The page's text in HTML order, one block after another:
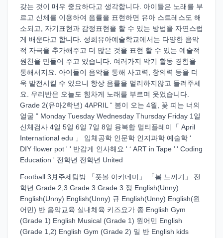
갖는 것이 매우 중요하다고 생각합니다. 아이들은 노래를 부
르고 신체를 이용하여 음률을 표현하면 유아 스트레스도 해
소되고, 자기표현과 감정표현을 할 수 있는 방법을 자연스럽
게 배운다고 합니다. 성희유아예술학교에서는 다양한 음악
적 자극을 추가해주고 더 많은 것을 표현 할 수 있는 예술적
원천을 만들어 주고 있습니다. 여러가지 악기 활동 경험을
통해서지요. 아이들이 음악을 통해 사고력, 창의력 등을 더
욱 발전시킬 수 있으니 항상 음률을 멀리하지않고 들려주세
요. 우리반은 오늘도 힘차게 노래를 부르며 웃었습니다.
Grade 2(유아2학년) 4APRIL “ 봄이 오는 4월, 꽃 피는 너의
얼굴 ” Monday Tuesday Wednesday Thursday Friday 1일
신체검사 4일 5일 6일 7일 8일 융복합 멀티플레이「 April
International edu 」 입체공학 인문학 인지과학 예술학 ‘
DIY flower pot ' ' 반갑게 인사해요 ' ‘ ART in Tape ’ ' Coding
Education ' 전학년 전학년 United
Football 3月주제탐방 「풋볼 아카데미」 「봄 느끼기」 전
학년 Grade 2,3 Grade 3 Grade 3 정 English(Unny)
English(Unny) English(Unny) 규 English(Unny) English(원
어민) 반 음악교육 실내체육 키즈요가 종 English Gym
(Grade 1) English Musical (Grade 1) 원어민 English
(Grade 1,2) English Gym (Grade 2) 일 반 English kids